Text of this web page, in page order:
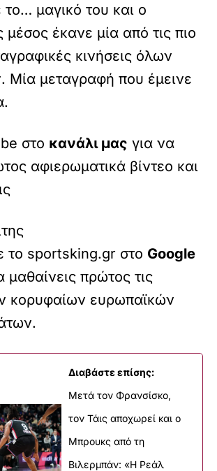
μαγικό του και ο
έκανε μία από τις πιο
κινήσεις όλων
Μία μεταγραφή που έμεινε
στο κανάλι μας για να
αφιερωματικά βίντεο και
το sportsking.gr στο Google
μαθαίνεις πρώτος τις
κορυφαίων ευρωπαϊκών
Διαβάστε επίσης:
Μετά τον Φρανσίσκο,
τον Τάις αποχωρεί και ο
Μπρουκς από τη
Βιλερμπάν: «Η Ρεάλ